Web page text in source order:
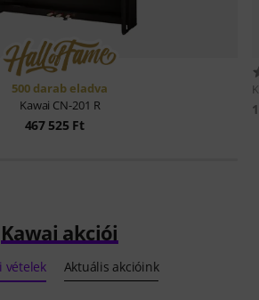
500 darab eladva
Kawai CN-201 R
467 525 Ft
Kawai akciói
vételek Aktuális akcióink